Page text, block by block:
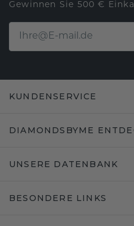
Gewinnen Sie 500 €
KUNDENSERVICE
DIAMONDSBYME
UNSERE DATENBANK
BESONDERE LINKS